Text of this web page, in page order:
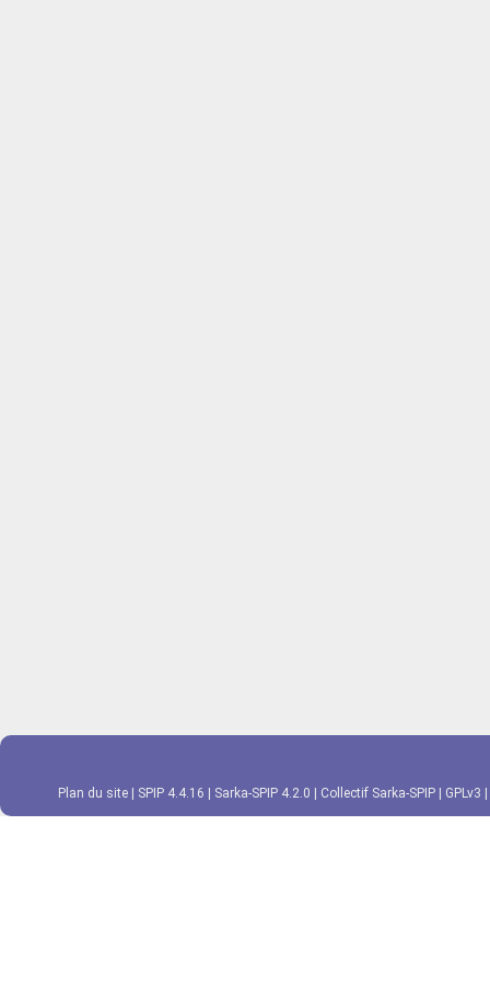
Plan du site SPIP 4.4.16 Sarka-SPIP 4.2.0 Collectif Sarka-SPIP GPLv3